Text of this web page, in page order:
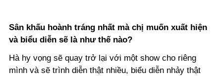
Sân khấu hoành tráng nhất mà chị muốn xuất hiện
và biểu diễn sẽ là như thế nào?
Hà hy vọng sẽ quay trở lại với một show cho riêng
mình và sẽ trình diễn thật nhiều, biểu diễn nhảy thật